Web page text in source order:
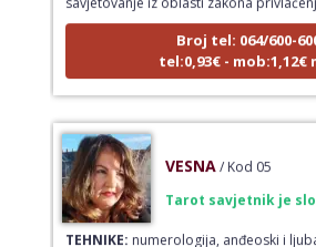
Broj tel: 064/600-
tel:0,93€ - mob:1,12€
TEHNIKE:numerologija, anđeoski i